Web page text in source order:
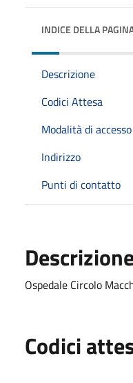
INDICE DELLA
Descrizione
Codici Attesa
Modalità di accesso
Indirizzo
Punti di contatto
Ospedale Circolo
Codici